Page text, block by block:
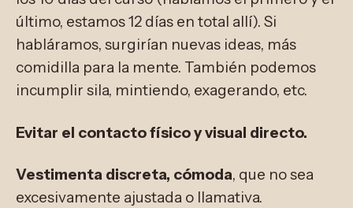
último, estamos 12 días en total allí). Si
habláramos, surgirían nuevas ideas, más
comidilla para la mente. También podemos
incumplir sila, mintiendo, exagerando, etc.
Evitar el contacto físico y visual directo.
Vestimenta discreta, cómoda, que no sea
excesivamente ajustada o llamativa.